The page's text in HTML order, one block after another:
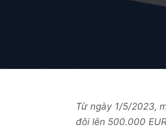
Từ ngày 1/5/2023,
đôi lên 500.000